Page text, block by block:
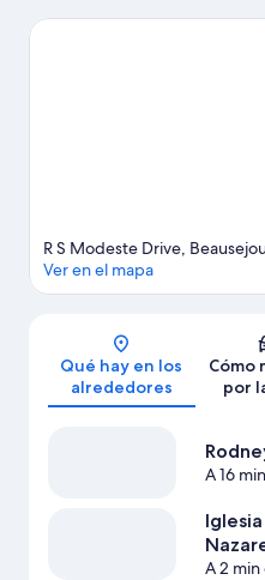
Centre y Parque acuático
R S Modeste Drive,
Ver en el mapa
Qué hay en los
alrededores
Cómo
por
A 16
A 2